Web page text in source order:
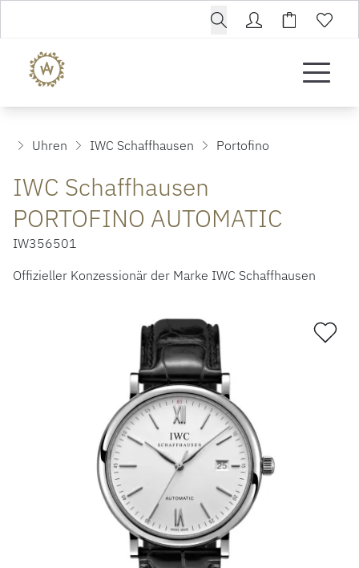
ROLEX CERTIFIED PRE-OWNED
Uhren IWC Schaffhausen Portofino
IWC Schaffhausen
PORTOFINO AUTOMATIC
IW356501
Offizieller Konzessionär der Marke IWC Schaffhausen